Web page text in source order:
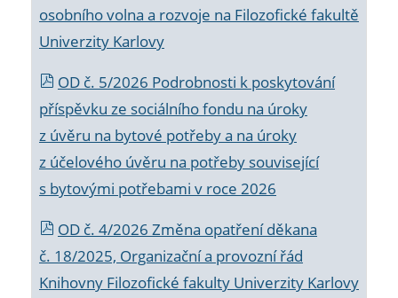
osobního volna a rozvoje na Filozofické fakultě
Univerzity Karlovy
OD č. 5/2026 Podrobnosti k poskytování
příspěvku ze sociálního fondu na úroky
z úvěru na bytové potřeby a na úroky
z účelového úvěru na potřeby související
s bytovými potřebami v roce 2026
OD č. 4/2026 Změna opatření děkana
č. 18/2025, Organizační a provozní řád
Knihovny Filozofické fakulty Univerzity Karlovy